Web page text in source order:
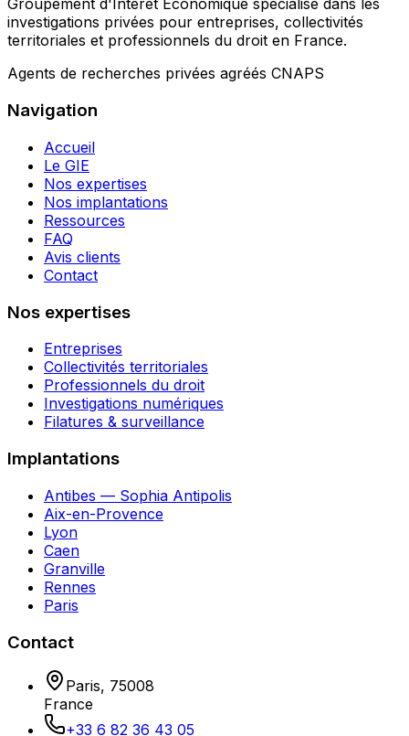
Groupement d'Intérêt Économique spécialisé dans les
investigations privées pour entreprises, collectivités
territoriales et professionnels du droit en France.
Agents de recherches privées agréés CNAPS
Navigation
Accueil
Le GIE
Nos expertises
Nos implantations
Ressources
FAQ
Avis clients
Contact
Nos expertises
Entreprises
Collectivités territoriales
Professionnels du droit
Investigations numériques
Filatures & surveillance
Implantations
Antibes — Sophia Antipolis
Aix-en-Provence
Lyon
Caen
Granville
Rennes
Paris
Contact
Paris, 75008
France
+33 6 82 36 43 05